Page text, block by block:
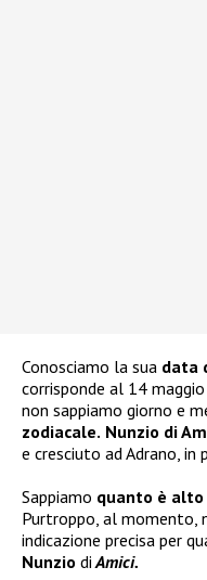
Conosciamo la sua data
corrisponde al 14
non sappiamo giorno e
zodiacale. Nunzio di
e cresciuto ad Adrano, in
Sappiamo quanto è alto
Purtroppo, al momento,
indicazione precisa per
Nunzio di Amici.